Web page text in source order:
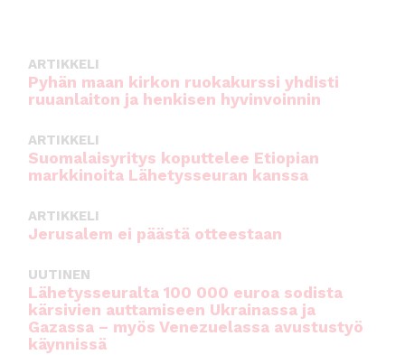
ARTIKKELI
Pyhän maan kirkon ruokakurssi yhdisti
ruuanlaiton ja henkisen hyvinvoinnin
ARTIKKELI
Suomalaisyritys koputtelee Etiopian
markkinoita Lähetysseuran kanssa
ARTIKKELI
Jerusalem ei päästä otteestaan
UUTINEN
Lähetysseuralta 100 000 euroa sodista
kärsivien auttamiseen Ukrainassa ja
Gazassa – myös Venezuelassa avustustyö
käynnissä